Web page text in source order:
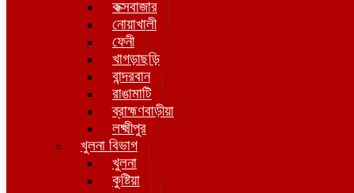
কক্সবাজার
নোয়াখালী
ফেনী
খাগড়াছড়ি
বান্দরবান
রাঙামাটি
ব্রাহ্মণবাড়ীয়া
লক্ষ্মীপুর
খুলনা বিভাগ
খুলনা
কুষ্টিয়া